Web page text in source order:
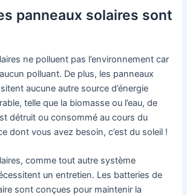
panneaux solaires sont
ne polluent pas l’environnement car
polluant. De plus, les panneaux
aucune autre source d’énergie
telle que la biomasse ou l’eau, de
détruit ou consommé au cours du
dont vous avez besoin, c’est du soleil !
comme tout autre système
un entretien. Les batteries de
sont conçues pour maintenir la